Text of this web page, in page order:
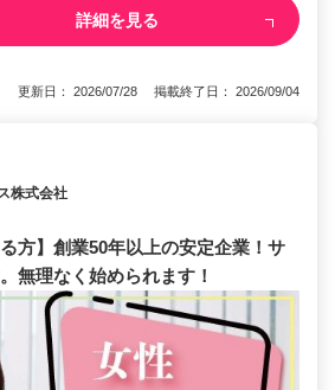
詳細を見る
更新日： 2026/07/28 掲載終了日： 2026/09/04
株式会社
方】創業50年以上の安定企業！サ
無理なく始められます！